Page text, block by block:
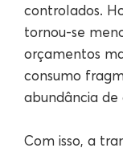
controlados.
tornou-se
orçamentos
consumo
abundância de
Com isso, a